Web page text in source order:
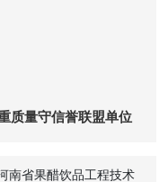
质量守信誉联盟单位